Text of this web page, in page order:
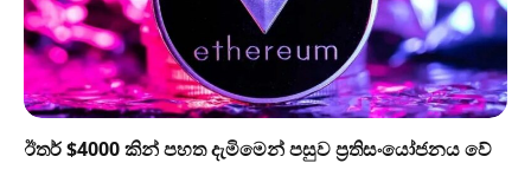
ඊතර් $4000 කින් පහත දැමිමෙන් පසුව ප්‍රතිසංයෝජනය වේ